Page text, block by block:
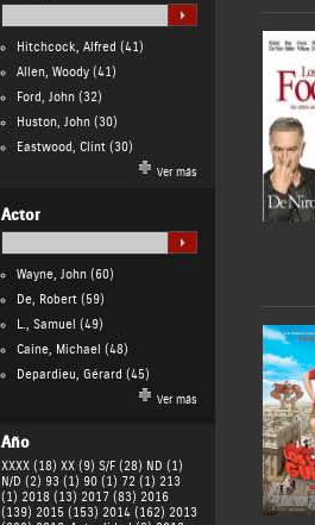
Hitchcock, Alfred (41)
Allen, Woody(41)
Ford, John(32)
Huston, John(30)
Eastwood, Clint(30)
Ver más
Actor
Wayne, John(60)
De, Robert(59)
L., Samuel (49)
Caine, Michael (48)
Depardieu, Gérard (45)
Ver más
Año
XXXX (18) XX (9) S/F (28) ND (1)
N/D (2) 93 (1) 90 (1) 72 (1) 213
(1) 2018 (13) 2017 (83) 2016
(139) 2015 (153) 2014 (162) 2013